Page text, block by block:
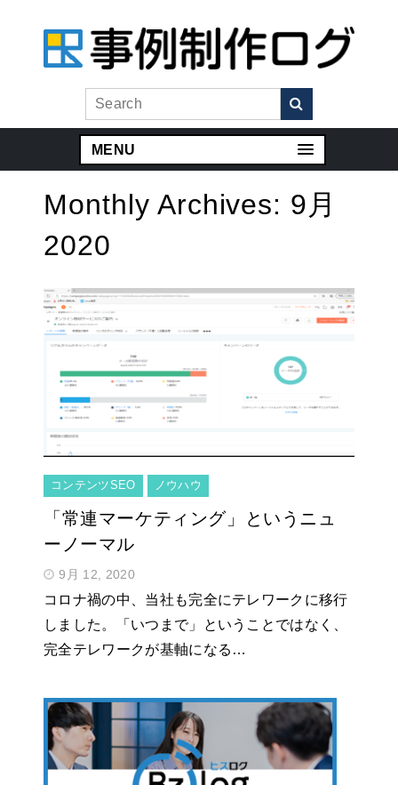
MENU
Monthly Archives: 9月
2020
コンテンツSEO ノウハウ
「常連マーケティング」というニュ
ーノーマル
9月 12, 2020
コロナ禍の中、当社も完全にテレワークに移行
しました。「いつまで」ということではなく、
完全テレワークが基軸になる…